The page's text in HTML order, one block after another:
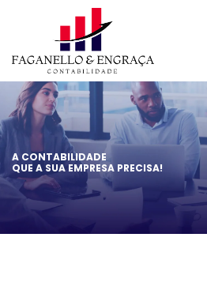
A CONTABILIDADE
QUE A SUA EMPRESA PRECISA!